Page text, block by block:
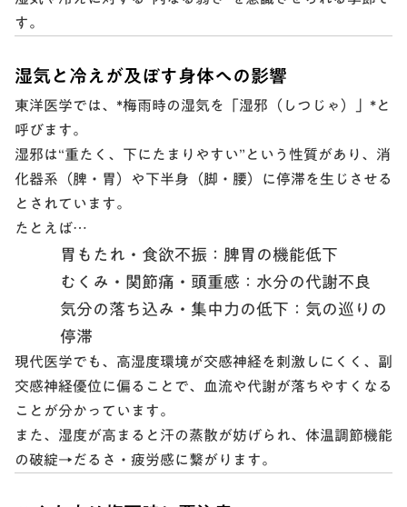
す。
湿気と冷えが及ぼす身体への影響
東洋医学では、*梅雨時の湿気を「湿邪（しつじゃ）」 *と
呼びます。
湿邪は“重たく、下にたまりやすい”という性質があり、 消
化器系（脾・胃）や下半身（脚・腰）に停滞を生じさせる
とされています。
たとえば…
胃もたれ・食欲不振 ：脾胃の機能低下
むくみ・関節痛・頭重感 ：水分の代謝不良
気分の落ち込み・集中力の低下 ：気の巡りの
停滞
現代医学でも、 高湿度環境が交感神経を刺激しにくく、副
交感神経優位に偏ることで、血流や代謝が落ちやすくなる
ことが分かっています。
また、湿度が高まると汗の蒸散が妨げられ、 体温調節機能
の破綻→だるさ・疲労感に繋がります。